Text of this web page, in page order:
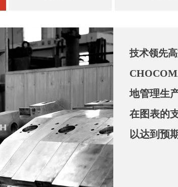
技术领先
地管理生
在图表的
以达到预